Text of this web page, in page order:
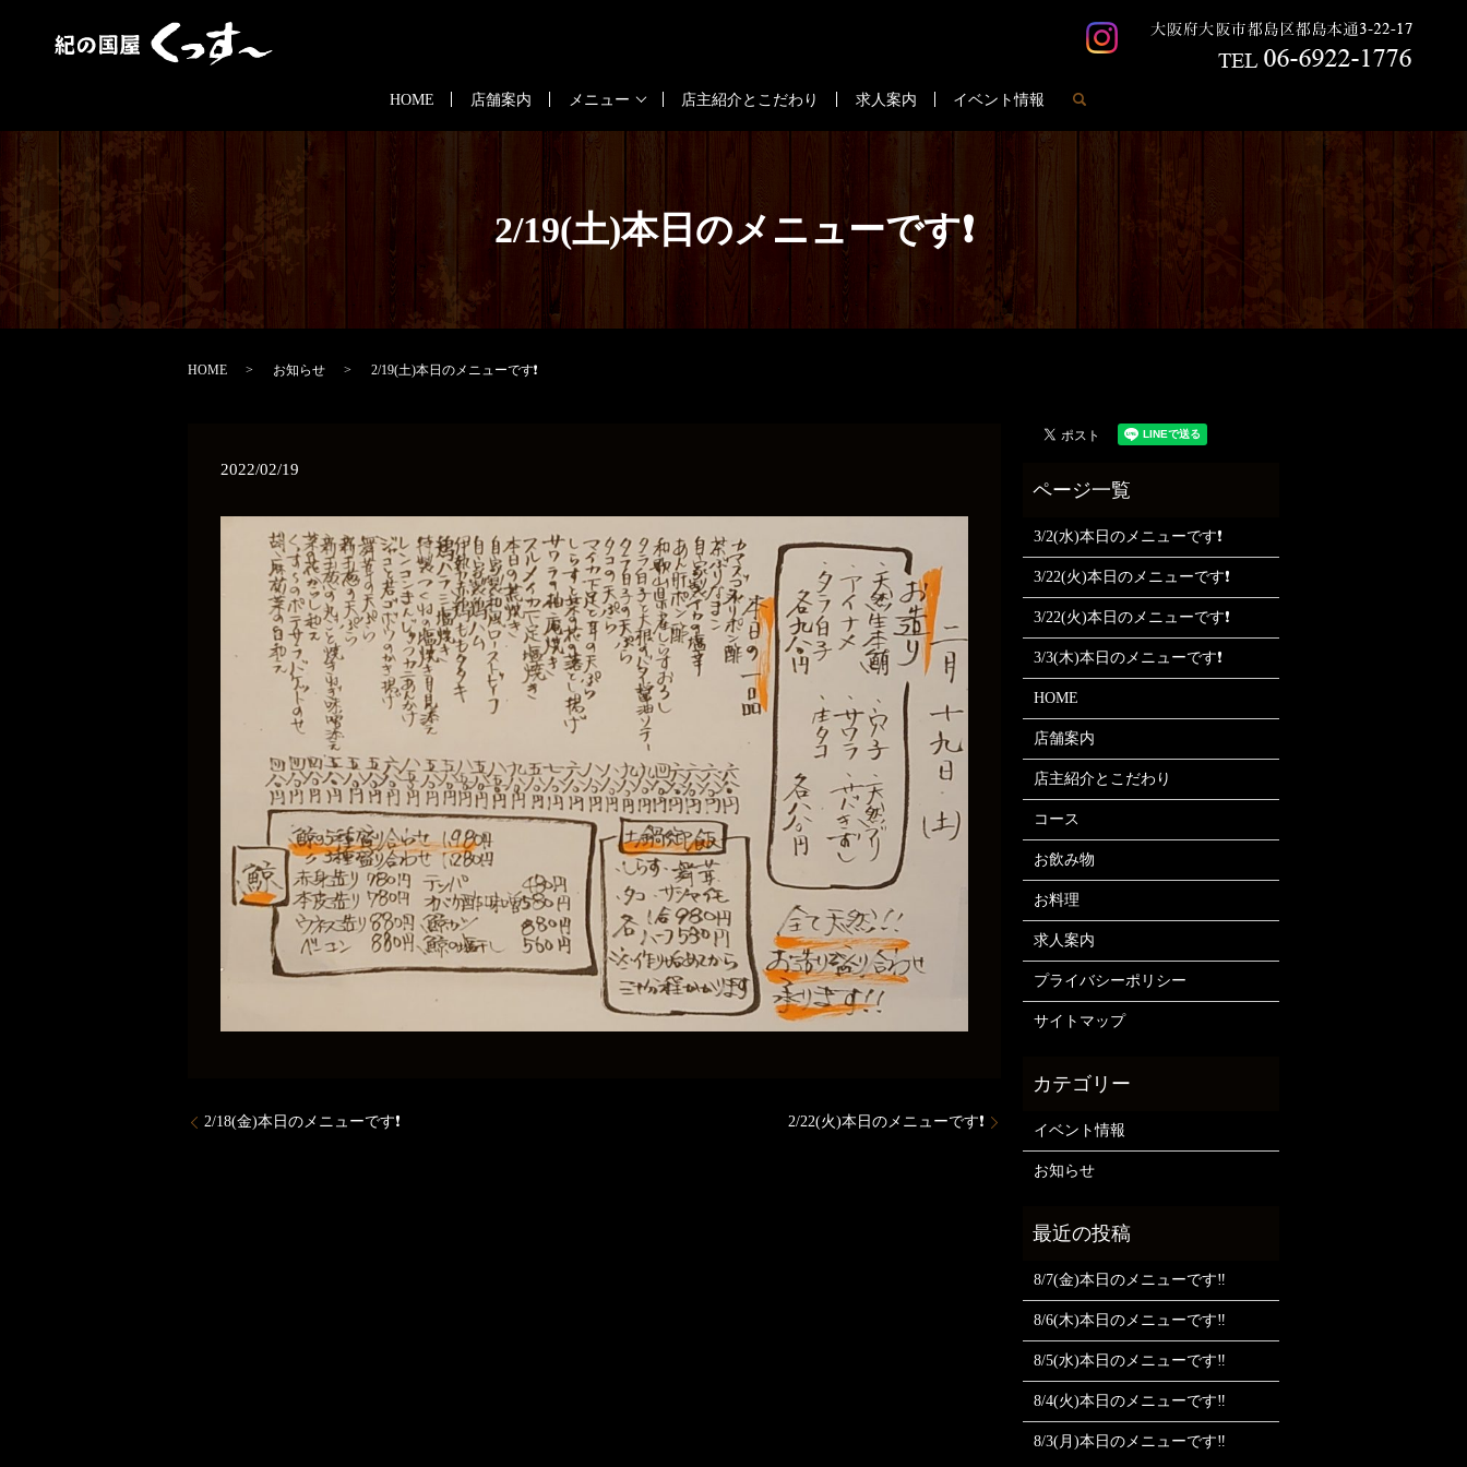
HOME 店舗案内 メニュー 店主紹介とこだわり 求人案内 イベント情報
2/19(土)本日のメニューです❗
HOME お知らせ 2/19(土)本日のメニューです❗
2022/02/19
2/18(金)本日のメニューです❗ 2/22(火)本日のメニューです❗
3/2(水)本日のメニューです❗
3/22(火)本日のメニューです❗
3/22(火)本日のメニューです❗
3/3(木)本日のメニューです❗
HOME
店舗案内
店主紹介とこだわり
コース
お飲み物
お料理
求人案内
プライバシーポリシー
サイトマップ
イベント情報
お知らせ
8/7(金)本日のメニューです‼️
8/6(木)本日のメニューです‼️
8/5(水)本日のメニューです‼️
8/4(火)本日のメニューです‼️
8/3(月)本日のメニューです‼️